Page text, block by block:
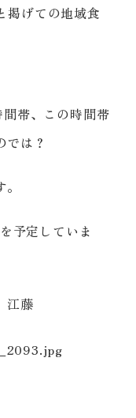
掲げての地域食
帯、この時間帯
は？
予定していま
江藤